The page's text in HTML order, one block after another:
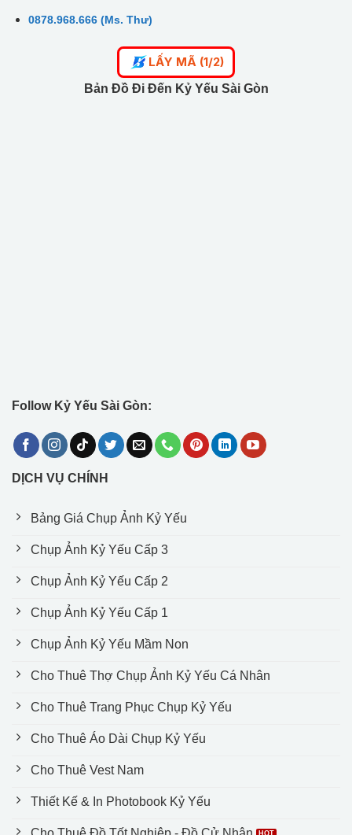
0878.968.666 (Ms. Thư)
LẤY MÃ (1/2)
Bản Đồ Đi Đến Kỷ Yếu Sài Gòn
Follow Kỷ Yếu Sài Gòn:
DỊCH VỤ CHÍNH
Bảng Giá Chụp Ảnh Kỷ Yếu
Chụp Ảnh Kỷ Yếu Cấp 3
Chụp Ảnh Kỷ Yếu Cấp 2
Chụp Ảnh Kỷ Yếu Cấp 1
Chụp Ảnh Kỷ Yếu Mầm Non
Cho Thuê Thợ Chụp Ảnh Kỷ Yếu Cá Nhân
Cho Thuê Trang Phục Chụp Kỷ Yếu
Cho Thuê Áo Dài Chụp Kỷ Yếu
Cho Thuê Vest Nam
Thiết Kế & In Photobook Kỷ Yếu